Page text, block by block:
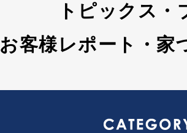
トピックス・
お客様レポート・家